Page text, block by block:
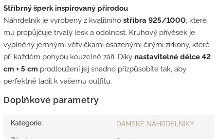
Stříbrný šperk inspirovaný přírodou
Náhrdelník je vyrobený z kvalitního stříbra 925/1000 , které
mu propůjčuje trvalý lesk a odolnost. Kruhový přívěsek je
vyplněný jemnými větvičkami osazenými čirými zirkony, které
při každém pohybu kouzelně září. Díky nastavitelné délce 42
cm + 5 cm prodloužení jej snadno přizpůsobíte tak, aby
perfektně ladil k vašemu outfitu.
Doplňkové parametry
Kategorie: DÁMSKÉ NÁHRDELNÍKY